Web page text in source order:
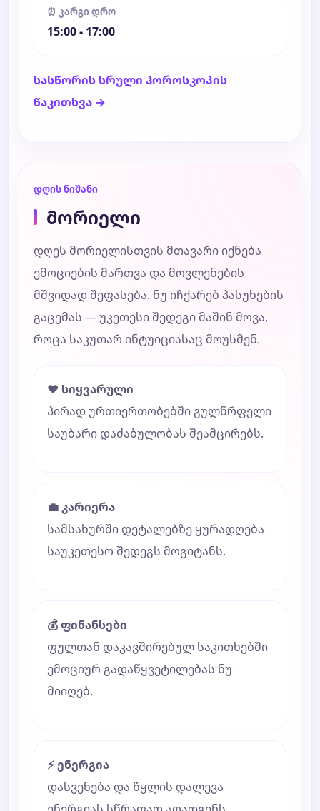
⏰ კარგი დრო
15:00 - 17:00
სასწორის სრული ჰოროსკოპის
წაკითხვა →
დღის ნიშანი
მორიელი
დღეს მორიელისთვის მთავარი იქნება
ემოციების მართვა და მოვლენების
მშვიდად შეფასება. ნუ იჩქარებ პასუხების
გაცემას — უკეთესი შედეგი მაშინ მოვა,
როცა საკუთარ ინტუიციასაც მოუსმენ.
❤️ სიყვარული
პირად ურთიერთობებში გულწრფელი
საუბარი დაძაბულობას შეამცირებს.
💼 კარიერა
სამსახურში დეტალებზე ყურადღება
საუკეთესო შედეგს მოგიტანს.
💰 ფინანსები
ფულთან დაკავშირებულ საკითხებში
ემოციურ გადაწყვეტილებას ნუ
მიიღებ.
⚡ ენერგია
დასვენება და წყლის დალევა